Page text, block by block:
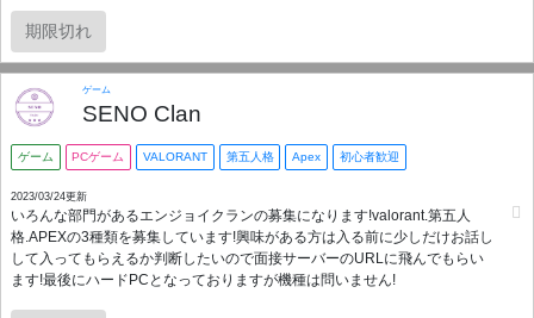
期限切れ
ゲーム
SENO Clan
ゲーム PCゲーム VALORANT 第五人格 Apex 初心者歓迎
2023/03/24更新
いろんな部門があるエンジョイクランの募集になります!valorant.第五人
格.APEXの3種類を募集しています!興味がある方は入る前に少しだけお話し
して入ってもらえるか判断したいので面接サーバーのURLに飛んでもらい
ます!最後にハードPCとなっておりますが機種は問いません!